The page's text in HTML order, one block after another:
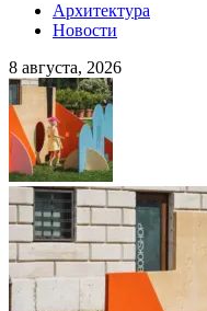
Архитектура
Новости
8 августа, 2026